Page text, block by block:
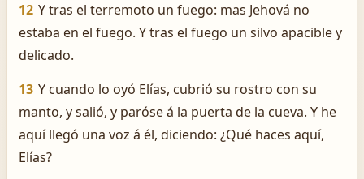
12 Y tras el terremoto un fuego: mas Jehová no
estaba en el fuego. Y tras el fuego un silvo apacible y
delicado.
13 Y cuando lo oyó Elías, cubrió su rostro con su
manto, y salió, y paróse á la puerta de la cueva. Y he
aquí llegó una voz á él, diciendo: ¿Qué haces aquí,
Elías?